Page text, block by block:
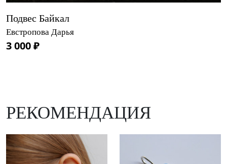
Подвес Байкал
Евстропова Дарья
3 000 ₽
РЕКОМЕНДАЦИЯ